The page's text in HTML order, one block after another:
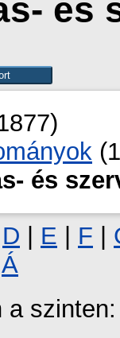
és
és
D | E | F |
Á
a